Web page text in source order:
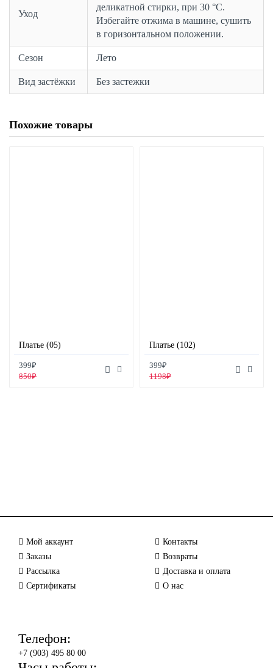
Уход
деликатной стирки, при 30 °C.
Избегайте отжима в машине, сушить
в горизонтальном положении.
Сезон Лето
Вид застёжки Без застежки
Похожие товары
Платье (05)
399₽
850₽
Платье (102)
399₽
1198₽
Мой аккаунт
Заказы
Рассылка
Сертификаты
Контакты
Возвраты
Доставка и оплата
О нас
Телефон:
+7 (903) 495 80 00